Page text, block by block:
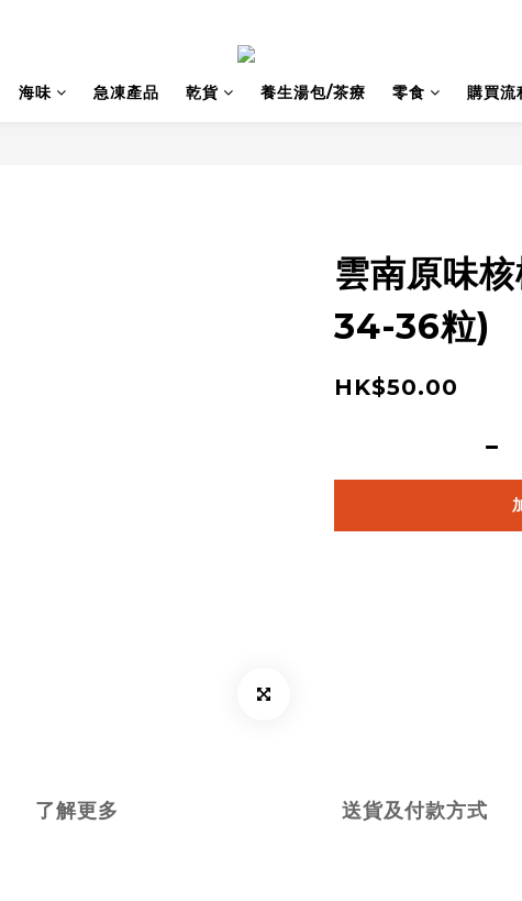
海味 急凍產品 乾貨 養生湯包/茶療 零食 購買流
雲南原味
34-36粒)
HK$50.00
了解更多 送貨及付款方式